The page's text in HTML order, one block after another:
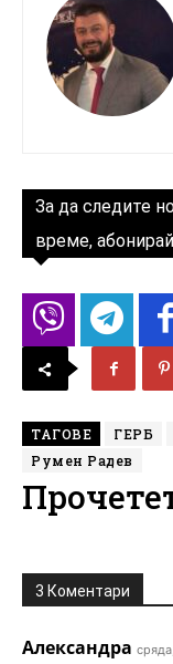
За да следите
време,
ТАГОВЕ ГЕРБ
Румен Радев
3 Коментари
Александра